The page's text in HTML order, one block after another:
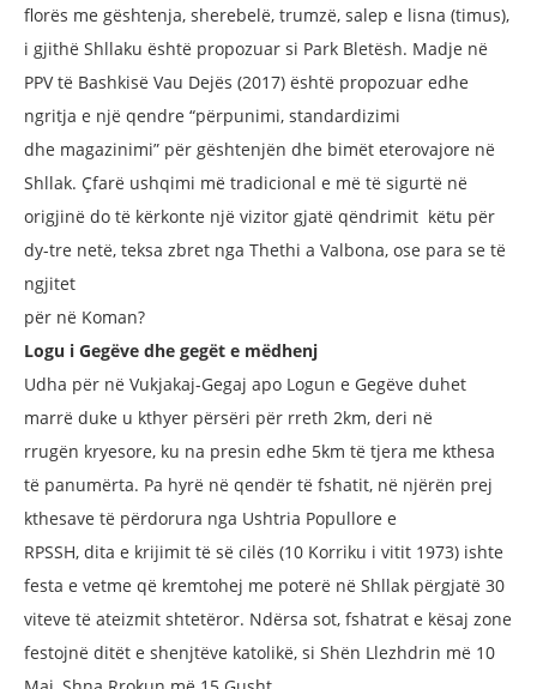
florës me gështenja, sherebelë, trumzë, salep e lisna (timus),
i gjithë Shllaku është propozuar si Park Bletësh. Madje në
PPV të Bashkisë Vau Dejës (2017) është propozuar edhe
ngritja e një qendre “përpunimi, standardizimi
dhe magazinimi” për gështenjën dhe bimët eterovajore në
Shllak. Çfarë ushqimi më tradicional e më të sigurtë në
origjinë do të kërkonte një vizitor gjatë qëndrimit këtu për
dy-tre netë, teksa zbret nga Thethi a Valbona, ose para se të
ngjitet
për në Koman?
Logu i Gegëve dhe gegët e mëdhenj
Udha për në Vukjakaj-Gegaj apo Logun e Gegëve duhet
marrë duke u kthyer përsëri për rreth 2km, deri në
rrugën kryesore, ku na presin edhe 5km të tjera me kthesa
të panumërta. Pa hyrë në qendër të fshatit, në njërën prej
kthesave të përdorura nga Ushtria Popullore e
RPSSH, dita e krijimit të së cilës (10 Korriku i vitit 1973) ishte
festa e vetme që kremtohej me poterë në Shllak përgjatë 30
viteve të ateizmit shtetëror. Ndërsa sot, fshatrat e kësaj zone
festojnë ditët e shenjtëve katolikë, si Shën Llezhdrin më 10